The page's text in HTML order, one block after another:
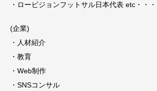
・ロービジョンフットサル日本代表 etc・・・
(企業)
・人材紹介
・教育
・Web制作
・SNSコンサル